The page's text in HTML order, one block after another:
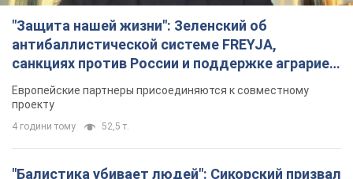
"Защита нашей жизни": Зеленский об
антибаллистической системе FREYJA,
санкциях против России и поддержке аграриев.
Видео
Европейские партнеры присоединяются к совместному
проекту
4 години тому 52,5 т.
"Балистика убивает людей": Сикорский призвал